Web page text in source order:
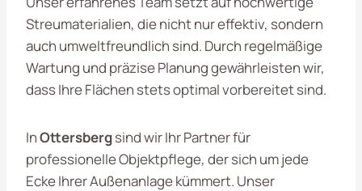
Streumaterialien, die nicht nur effektiv, sondern
auch umweltfreundlich sind. Durch regelmäßige
Wartung und präzise Planung gewährleisten wir,
dass Ihre Flächen stets optimal vorbereitet sind.
InOttersbergsind wir Ihr Partner für
professionelle Objektpflege, der sich um jede
Ecke Ihrer Außenanlage kümmert. Unser